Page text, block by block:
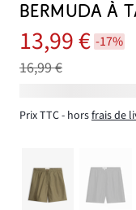
BERMUDA À
13,99 € -17%
16,99 €
Prix TTC - horsfrais de